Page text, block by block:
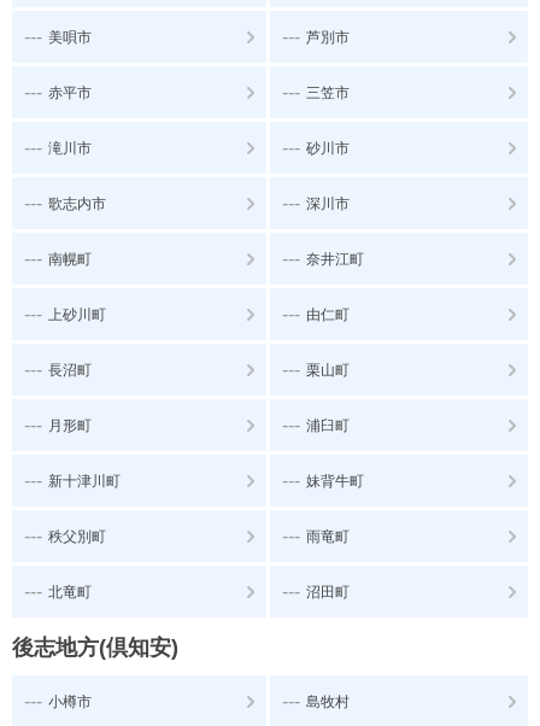
--- 美唄市 --- 芦別市
--- 赤平市 --- 三笠市
--- 滝川市 --- 砂川市
--- 歌志内市 --- 深川市
--- 南幌町 --- 奈井江町
--- 上砂川町 --- 由仁町
--- 長沼町 --- 栗山町
--- 月形町 --- 浦臼町
--- 新十津川町 --- 妹背牛町
--- 秩父別町 --- 雨竜町
--- 北竜町 --- 沼田町
後志地方(倶知安)
--- 小樽市 --- 島牧村